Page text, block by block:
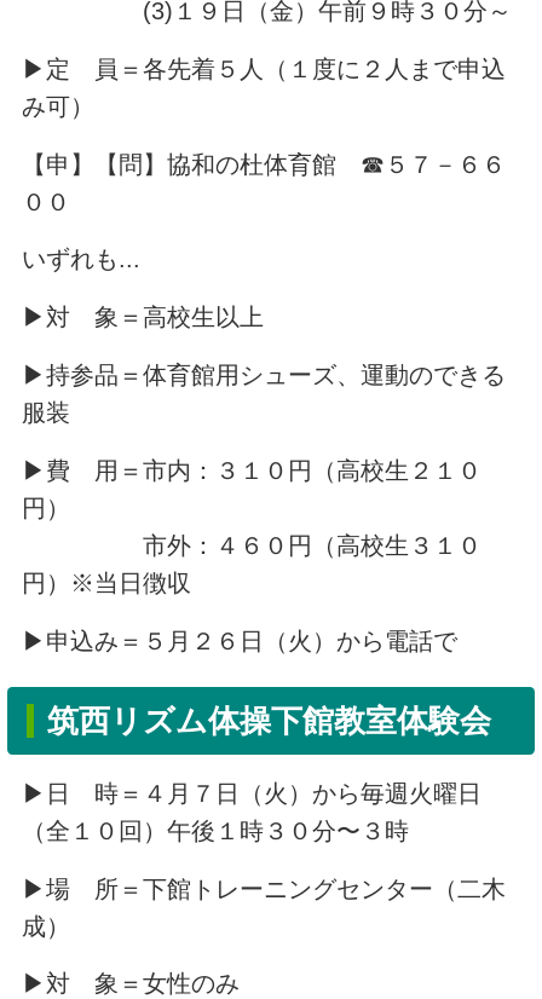
(3)１９日（金）午前９時３０分～
▶定 員＝各先着５人（１度に２人まで申込
み可）
【申】【問】協和の杜体育館 ☎５７－６６
００
いずれも...
▶対 象＝高校生以上
▶持参品＝体育館用シューズ、運動のできる
服装
▶費 用＝市内：３１０円（高校生２１０
円）
市外：４６０円（高校生３１０
円）※当日徴収
▶申込み＝５月２６日（火）から電話で
筑西リズム体操下館教室体験会
▶日 時＝４月７日（火）から毎週火曜日
（全１０回）午後１時３０分〜３時
▶場 所＝下館トレーニングセンター（二木
成）
▶対 象＝女性のみ